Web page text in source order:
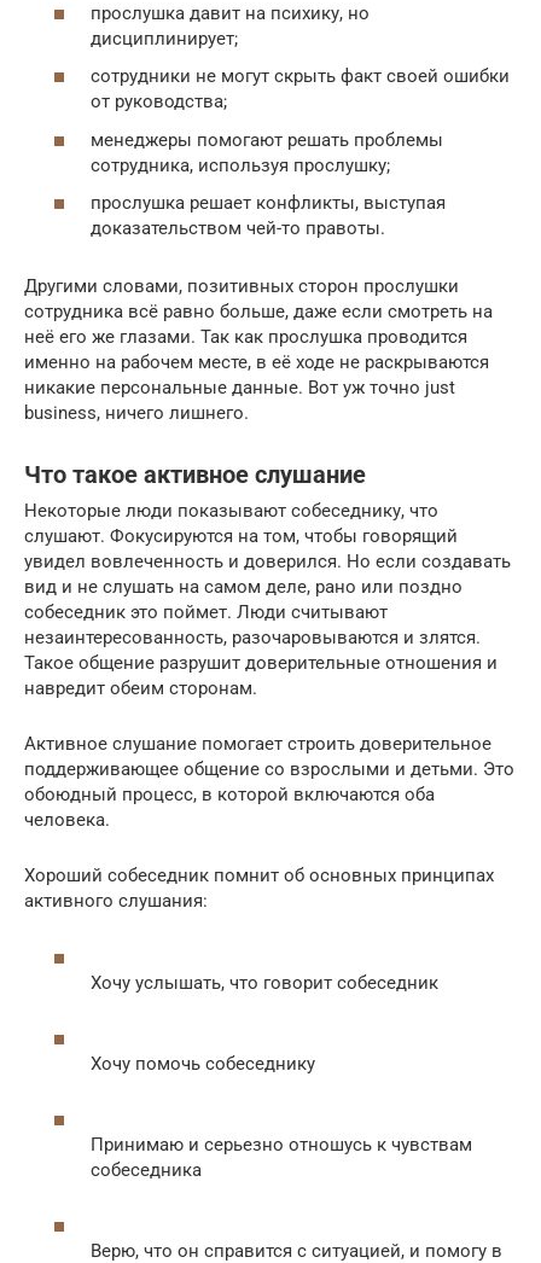
прослушка давит на психику, но
дисциплинирует;
сотрудники не могут скрыть факт своей ошибки
от руководства;
менеджеры помогают решать проблемы
сотрудника, используя прослушку;
прослушка решает конфликты, выступая
доказательством чей-то правоты.
Другими словами, позитивных сторон прослушки
сотрудника всё равно больше, даже если смотреть на
неё его же глазами. Так как прослушка проводится
именно на рабочем месте, в её ходе не раскрываются
никакие персональные данные. Вот уж точно just
business, ничего лишнего.
Что такое активное слушание
Некоторые люди показывают собеседнику, что
слушают. Фокусируются на том, чтобы говорящий
увидел вовлеченность и доверился. Но если создавать
вид и не слушать на самом деле, рано или поздно
собеседник это поймет. Люди считывают
незаинтересованность, разочаровываются и злятся.
Такое общение разрушит доверительные отношения и
навредит обеим сторонам.
Активное слушание помогает строить доверительное
поддерживающее общение со взрослыми и детьми. Это
обоюдный процесс, в которой включаются оба
человека.
Хороший собеседник помнит об основных принципах
активного слушания:
Хочу услышать, что говорит собеседник
Хочу помочь собеседнику
Принимаю и серьезно отношусь к чувствам
собеседника
Верю, что он справится с ситуацией, и помогу в